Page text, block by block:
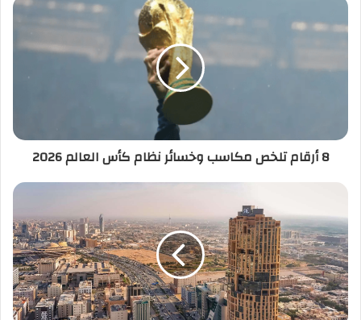
8 أرقام تلخص مكاسب وخسائر نظام كأس العالم 2026